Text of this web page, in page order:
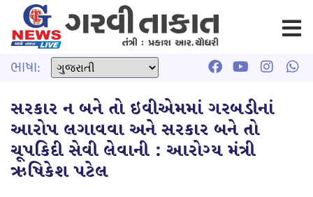
ભાષા:
સરકાર ન બને તો ઇવીએમમાં ગરબડીનાં
આરોપ લગાવવા અને સરકાર બને તો
ચૂપકિદી સેવી લેવાની : આરોગ્ય મંત્રી
ઋષિકેશ પટેલ